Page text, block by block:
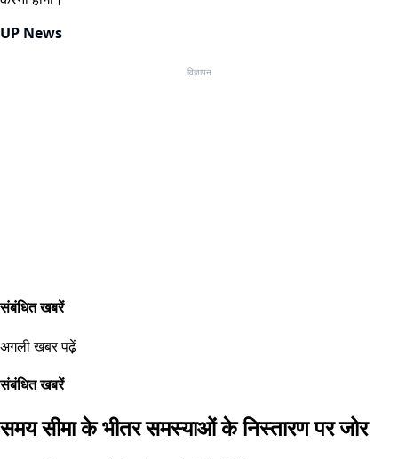
UP News
विज्ञापन
संबंधित खबरें
अगली खबर पढ़ें
संबंधित खबरें
समय सीमा के भीतर समस्याओं के निस्तारण पर जोर